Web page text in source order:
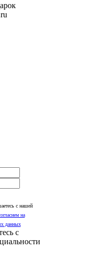
с нашей
на
данных
с